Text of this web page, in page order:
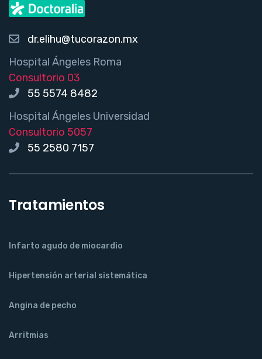
dr.elihu@tucorazon.mx
Hospital Ángeles Roma
Consultorio 03
55 5574 8482
Hospital Ángeles Universidad
Consultorio 5057
55 2580 7157
Tratamientos
Infarto agudo de miocardio
Hipertensión arterial sistemática
Angina de pecho
Arritmias